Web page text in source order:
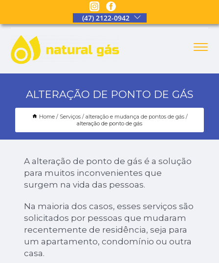
(47) 2122-0942
ALTERAÇÃO DE PONTO DE GÁS
Home Serviços
alteração e mudança de pontos de gás
alteração de ponto de gás
A alteração de ponto de gás é a solução
para muitos inconvenientes que
surgem na vida das pessoas.
Na maioria dos casos, esses serviços são
solicitados por pessoas que mudaram
recentemente de residência, seja para
um apartamento, condomínio ou outra
casa.